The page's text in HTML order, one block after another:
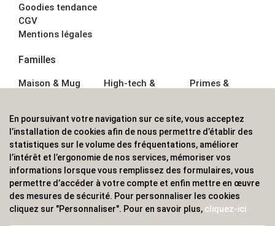
Goodies tendance
CGV
Mentions légales
Familles
Maison & Mug
Écriture
Bagagerie sacs
High-tech &
Sport &
Outdoor
Enfant
Primes &
Boisson
Textile &
Casquette
Accessoires de
ALVS, fournisseur d'objets publicitaires, pour les
professionnels. Une implantation nationale, une
En poursuivant votre navigation sur ce site, vous acceptez
l’installation de cookies afin de nous permettre d’établir des
statistiques sur le volume des fréquentations, améliorer
l’intérêt et l’ergonomie de nos services, mémoriser vos
informations lorsque vous remplissez des formulaires, vous
permettre d’accéder à votre compte et enfin mettre en œuvre
des mesures de sécurité. Pour personnaliser les cookies
cliquez sur "Personnaliser". Pour en savoir plus, cliquez-ici